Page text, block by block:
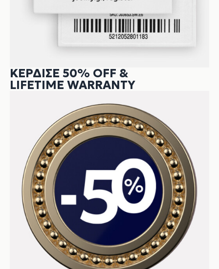
ΚΕΡΔΙΣΕ 50% OFF &
LIFETIME WARRANTY